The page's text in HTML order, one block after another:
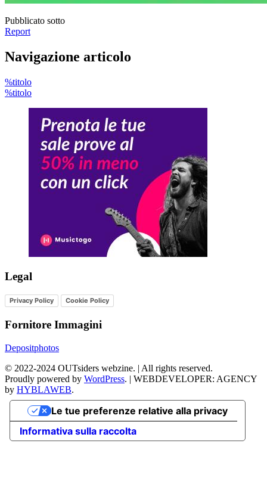
Pubblicato sotto
Report
Navigazione articolo
%titolo
%titolo
Legal
Privacy Policy Cookie Policy
Fornitore Immagini
Depositphotos
© 2022-2024 OUTsiders webzine. | All rights reserved.
Proudly powered by WordPress. | WEBDEVELOPER: AGENCY
by HYBLAWEB.
Informativa sulla raccolta
Le tue preferenze relative alla privacy